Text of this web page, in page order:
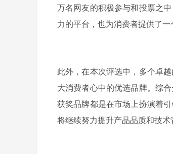
万名网友的积极参与和投票之
力的平台，也为消费者提供了一
此外，在本次评选中，多个卓
大消费者心中的优选品牌。综
获奖品牌都是在市场上扮演着
将继续努力提升产品品质和技